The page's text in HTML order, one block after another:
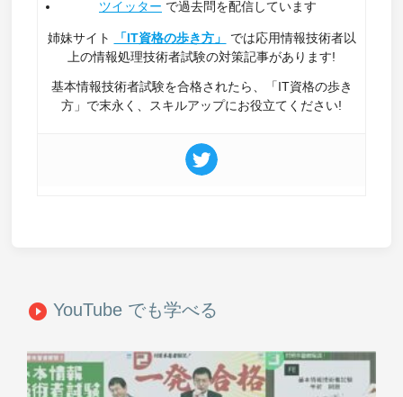
ツイッター で過去問を配信しています
姉妹サイト 「IT資格の歩き方」
では応用情報技術者以
上の情報処理技術者試験の対策記事があります!
基本情報技術者試験を合格されたら、「IT資格の歩き
方」で末永く、スキルアップにお役立てください!
play_circle_filled YouTube でも学べる